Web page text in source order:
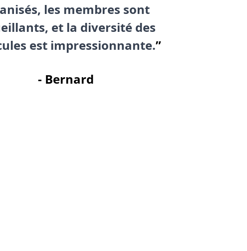
les membres sont
et la diversité des
est impressionnante.”
- Bernard